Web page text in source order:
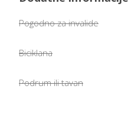
Pogodno za invalide
Biciklana
Podrum ili tavan